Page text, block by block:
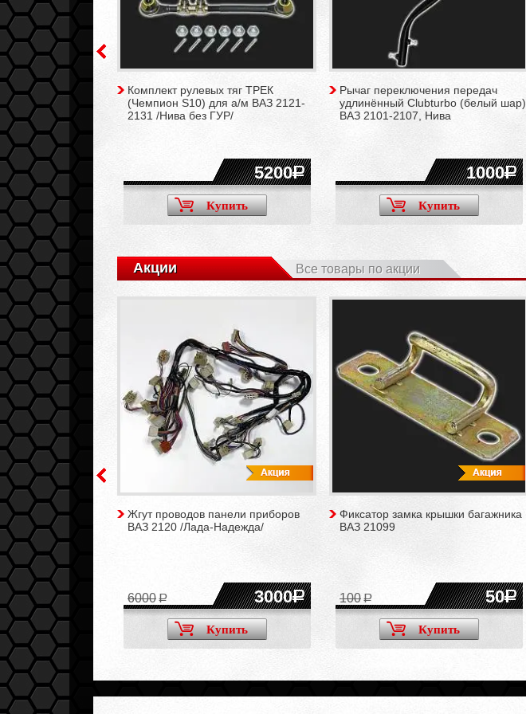
GTS /с
для а/м LADA
5000
Комплект рулевых тяг ТРЕК
(Чемпион S10) для а/м ВАЗ 2121-
2131 /Нива без ГУР/
5200
Купить
Рычаг переключения передач
удлинённый Clubturbo (белый шар)
ВАЗ 2101-2107, Нива
1000
Купить
Акции Все товары по акции
2131 /Нива
2975
Жгут проводов панели приборов
ВАЗ 2120 /Лада-Надежда/
3000
6000
Купить
Фиксатор замка крышки багажника
ВАЗ 21099
50
100
Купить